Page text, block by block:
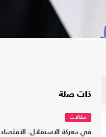
ذات صلة
مقالات
في معركة الاستقلال: الاقتصاد